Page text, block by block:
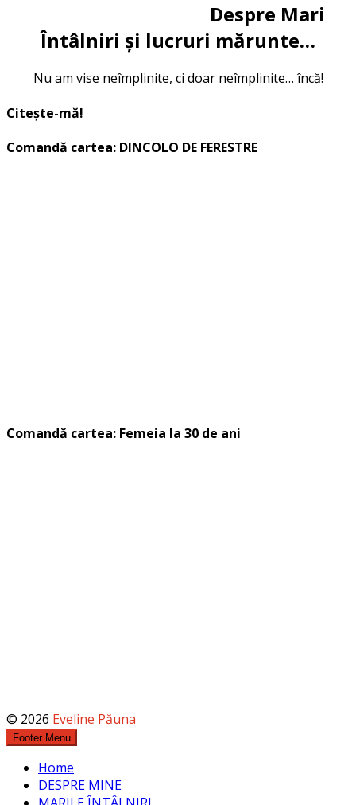
Despre Mari
Întâlniri și lucruri mărunte…
Nu am vise neîmplinite, ci doar neîmplinite… încă!
Citește-mă!
Comandă cartea: DINCOLO DE FERESTRE
Comandă cartea: Femeia la 30 de ani
© 2026 Eveline Păuna
Footer Menu
Home
DESPRE MINE